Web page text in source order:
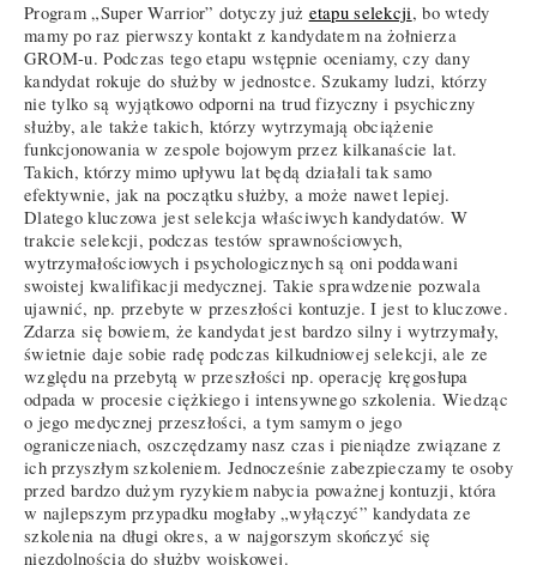
Program „Super Warrior” dotyczy już etapu selekcji, bo wtedy
mamy po raz pierwszy kontakt z kandydatem na żołnierza
GROM-u. Podczas tego etapu wstępnie oceniamy, czy dany
kandydat rokuje do służby w jednostce. Szukamy ludzi, którzy
nie tylko są wyjątkowo odporni na trud fizyczny i psychiczny
służby, ale także takich, którzy wytrzymają obciążenie
funkcjonowania w zespole bojowym przez kilkanaście lat.
Takich, którzy mimo upływu lat będą działali tak samo
efektywnie, jak na początku służby, a może nawet lepiej.
Dlatego kluczowa jest selekcja właściwych kandydatów. W
trakcie selekcji, podczas testów sprawnościowych,
wytrzymałościowych i psychologicznych są oni poddawani
swoistej kwalifikacji medycznej. Takie sprawdzenie pozwala
ujawnić, np. przebyte w przeszłości kontuzje. I jest to kluczowe.
Zdarza się bowiem, że kandydat jest bardzo silny i wytrzymały,
świetnie daje sobie radę podczas kilkudniowej selekcji, ale ze
względu na przebytą w przeszłości np. operację kręgosłupa
odpada w procesie ciężkiego i intensywnego szkolenia. Wiedząc
o jego medycznej przeszłości, a tym samym o jego
ograniczeniach, oszczędzamy nasz czas i pieniądze związane z
ich przyszłym szkoleniem. Jednocześnie zabezpieczamy te osoby
przed bardzo dużym ryzykiem nabycia poważnej kontuzji, która
w najlepszym przypadku mogłaby „wyłączyć” kandydata ze
szkolenia na długi okres, a w najgorszym skończyć się
niezdolnością do służby wojskowej.